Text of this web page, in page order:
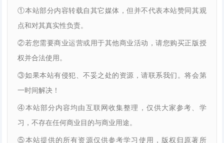
①本站部分内容转载自其它媒体，但并不代表本站赞同其观
点和对其真实性负责。
②若您需要商业运营或用于其他商业活动，请您购买正版授
权并合法使用。
③如果本站有侵犯、不妥之处的资源，请联系我们。将会第
一时间解决！
④本站部分内容均由互联网收集整理，仅供大家参考、学
习，不存在任何商业目的与商业用途。
⑤本站提供的所有资源仅供参考学习使用，版权归原著所